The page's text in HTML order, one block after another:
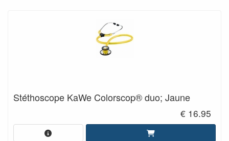
Stéthoscope KaWe Colorscop® duo; Jaune
€ 16.95